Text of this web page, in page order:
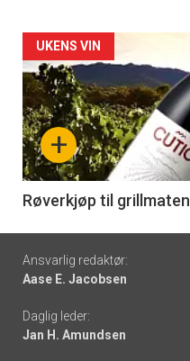
Forsiden
akkurat
nå
-
6
+
UKENS VIN
Røverkjøp til grillmaten
Footer
-
links
Ansvarlig redaktør:
Aase E. Jacobsen
Daglig leder:
Jan H. Amundsen